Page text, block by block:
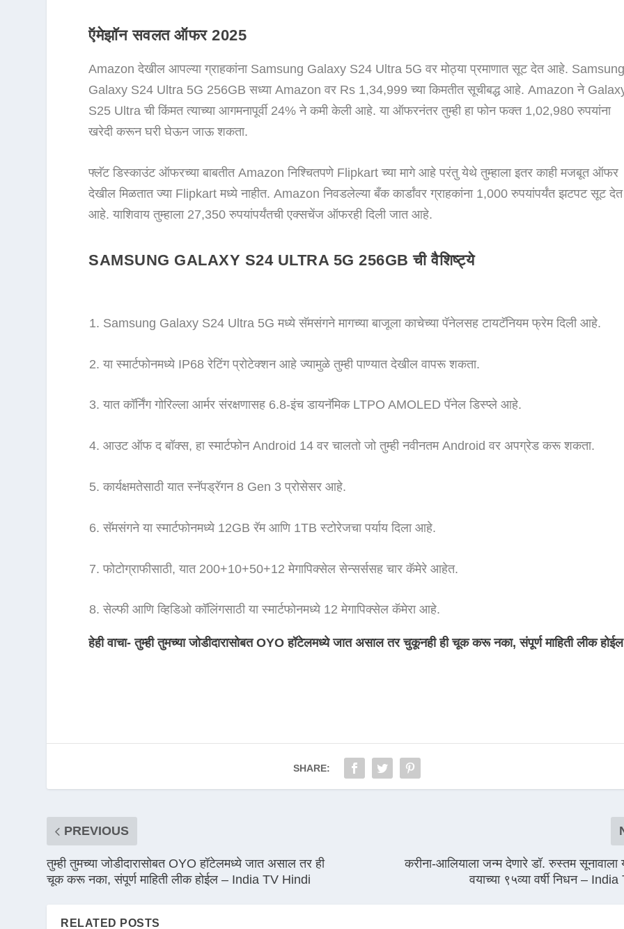
ऍमेझॉन सवलत ऑफर 2025
Amazon देखील आपल्या ग्राहकांना Samsung Galaxy S24 Ultra 5G वर मोठ्या प्रमाणात सूट देत आहे.
Galaxy S24 Ultra 5G 256GB सध्या Amazon वर Rs 1,34,999 च्या किमतीत सूचीबद्ध आहे. Amazon ने
S25 Ultra ची किंमत त्याच्या आगमनापूर्वी 24% ने कमी केली आहे. या ऑफरनंतर तुम्ही हा फोन फक्त 1,02,980 रुपयांना
खरेदी करून घरी घेऊन जाऊ शकता.
फ्लॅट डिस्काउंट ऑफरच्या बाबतीत Amazon निश्चितपणे Flipkart च्या मागे आहे परंतु येथे तुम्हाला इतर काही मजबूत ऑफर
देखील मिळतात ज्या Flipkart मध्ये नाहीत. Amazon निवडलेल्या बँक कार्डांवर ग्राहकांना 1,000 रुपयांपर्यंत झटपट सूट देत
आहे. याशिवाय तुम्हाला 27,350 रुपयांपर्यंतची एक्सचेंज ऑफरही दिली जात आहे.
SAMSUNG GALAXY S24 ULTRA 5G 256GB ची वैशिष्ट्ये
Samsung Galaxy S24 Ultra 5G मध्ये सॅमसंगने मागच्या बाजूला काचेच्या पॅनेलसह टायटॅनियम फ्रेम दिली आहे.
या स्मार्टफोनमध्ये IP68 रेटिंग प्रोटेक्शन आहे ज्यामुळे तुम्ही पाण्यात देखील वापरू शकता.
यात कॉर्निंग गोरिल्ला आर्मर संरक्षणासह 6.8-इंच डायनॅमिक LTPO AMOLED पॅनेल डिस्प्ले आहे.
आउट ऑफ द बॉक्स, हा स्मार्टफोन Android 14 वर चालतो जो तुम्ही नवीनतम Android वर अपग्रेड करू शकता.
कार्यक्षमतेसाठी यात स्नॅपड्रॅगन 8 Gen 3 प्रोसेसर आहे.
सॅमसंगने या स्मार्टफोनमध्ये 12GB रॅम आणि 1TB स्टोरेजचा पर्याय दिला आहे.
फोटोग्राफीसाठी, यात 200+10+50+12 मेगापिक्सेल सेन्सर्ससह चार कॅमेरे आहेत.
सेल्फी आणि व्हिडिओ कॉलिंगसाठी या स्मार्टफोनमध्ये 12 मेगापिक्सेल कॅमेरा आहे.
हेही वाचा- तुम्ही तुमच्या जोडीदारासोबत OYO हॉटेलमध्ये जात असाल तर चुकूनही ही चूक करू नका, संपूर्ण माहिती लीक
SHARE:
PREVIOUS
तुम्ही तुमच्या जोडीदारासोबत OYO हॉटेलमध्ये जात असाल तर ही
चूक करू नका, संपूर्ण माहिती लीक होईल – India TV Hindi
करीना-आलियाला जन्म देणारे डॉ. रुस्तम सूनावाला
वयाच्या ९५व्या वर्षी निधन –
RELATED POSTS